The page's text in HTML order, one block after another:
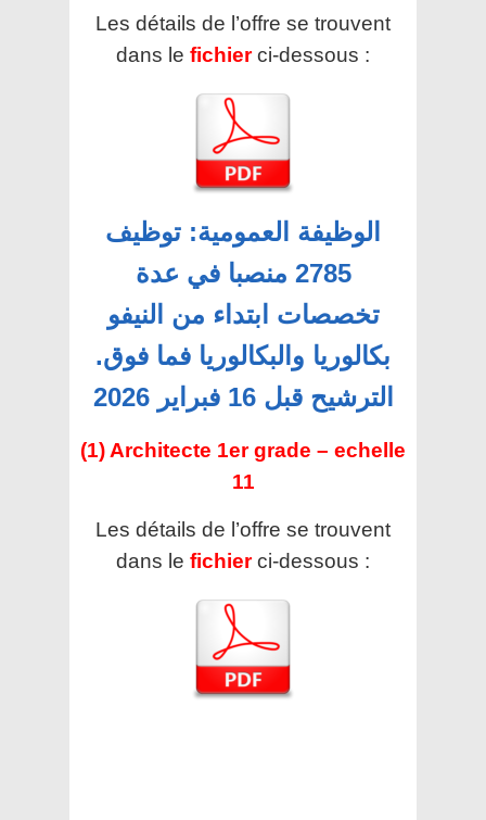
Les détails de l’offre se trouvent
dans le fichier ci-dessous :
الوظيفة العمومية: توظيف
2785 منصبا في عدة
تخصصات ابتداء من النيفو
بكالوريا والبكالوريا فما فوق.
الترشيح قبل 16 فبراير 2026
(1) Architecte 1er grade – echelle
11
Les détails de l’offre se trouvent
dans le fichier ci-dessous :